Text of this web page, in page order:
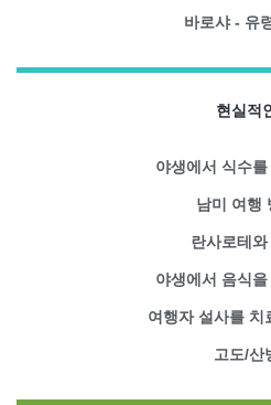
바로샤 - 유
현실적인
야생에서 식수를
남미 여행
란사로테와
야생에서 음식을
여행자 설사를 치
고도/산